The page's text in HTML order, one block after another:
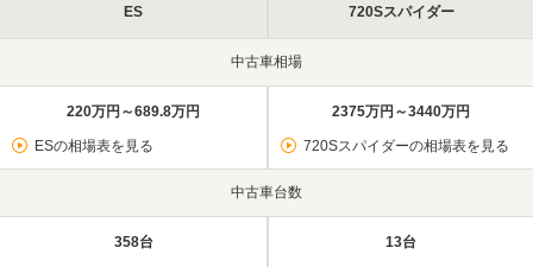
ES
720Sスパイダー
中古車相場
220万円～689.8万円
ESの相場表を見る
2375万円～3440万円
720Sスパイダーの相場表を見る
中古車台数
358台 13台